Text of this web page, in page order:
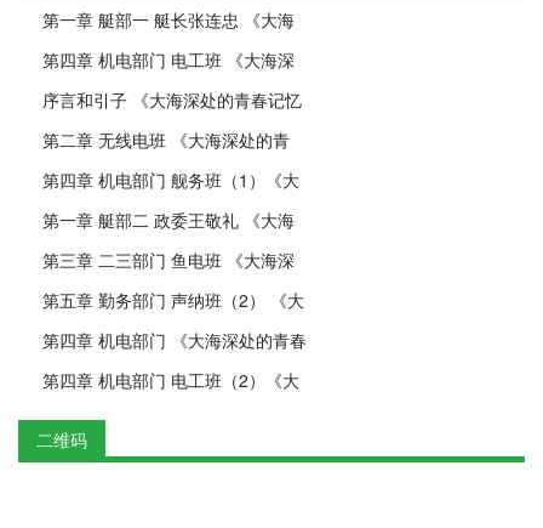
第一章 艇部一 艇长张连忠 《大海
第四章 机电部门 电工班 《大海深
序言和引子 《大海深处的青春记忆
第二章 无线电班 《大海深处的青
第四章 机电部门 舰务班（1）《大
第一章 艇部二 政委王敬礼 《大海
第三章 二三部门 鱼电班 《大海深
第五章 勤务部门 声纳班（2） 《大
第四章 机电部门 《大海深处的青春
第四章 机电部门 电工班（2）《大
二维码